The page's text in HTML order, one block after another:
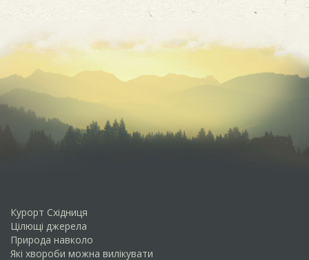
Курорт Східниця
Цілющі джерела
Природа навколо
Які хвороби можна вилікувати